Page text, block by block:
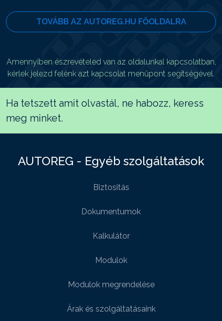
TOVÁBB AZ AUTOREG.HU FŐOLDALRA
Amennyiben észrevételed van az oldalunkal kapcsolatban,
kérlek jelezd felénk azt kapcsolat menüpont segítségével.
Ha tetszett amit olvastál, ne habozz, keress
meg minket.
AUTOREG - Egyéb szolgáltatások
Biztositás
Dokumentumok
Kalkulátor
Modulok
Modulok megrendelése
Árak és szolgáltatásaink